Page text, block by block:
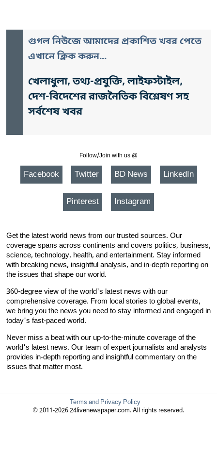
গুগল নিউজে আমাদের প্রকাশিত খবর পেতে
এখানে ক্লিক করুন...
খেলাধুলা, তথ্য-প্রযুক্তি, লাইফস্টাইল,
দেশ-বিদেশের রাজনৈতিক বিশ্লেষণ সহ
সর্বশেষ খবর
Follow/Join with us @
Facebook Twitter BD News LinkedIn
Pinterest Instagram
Get the latest world news from our trusted sources. Our
coverage spans across continents and covers politics, business,
science, technology, health, and entertainment. Stay informed
with breaking news, insightful analysis, and in-depth reporting on
the issues that shape our world.
360-degree view of the world's latest news with our
comprehensive coverage. From local stories to global events,
we bring you the news you need to stay informed and engaged in
today's fast-paced world.
Never miss a beat with our up-to-the-minute coverage of the
world's latest news. Our team of expert journalists and analysts
provides in-depth reporting and insightful commentary on the
issues that matter most.
Terms and Privacy Policy
© 2011-2026 24livenewspaper.com. All rights reserved.